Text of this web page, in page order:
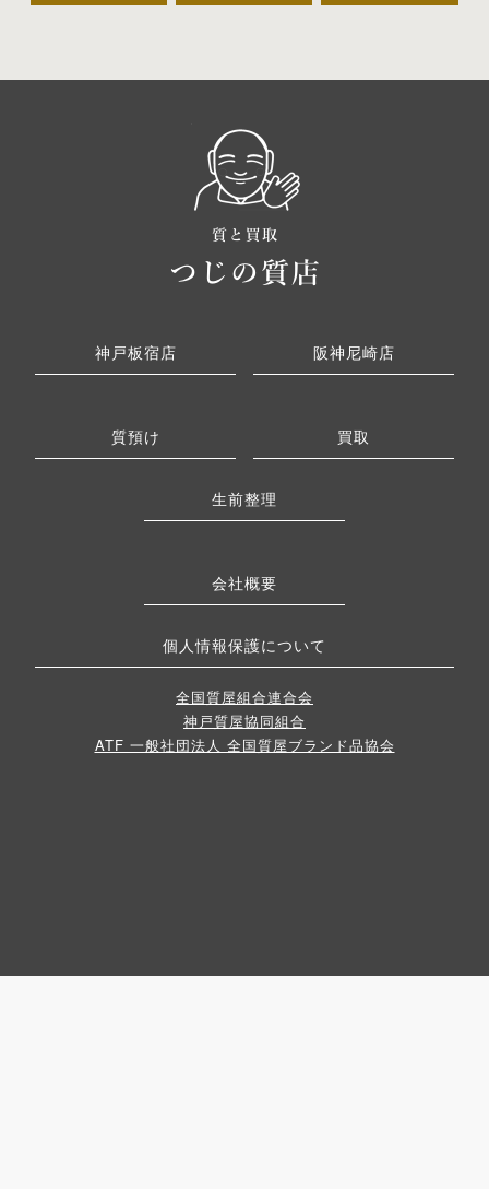
神戸板宿店 阪神尼崎店
質預け 買取
生前整理
会社概要
個人情報保護について
全国質屋組合連合会
神戸質屋協同組合
ATF 一般社団法人 全国質屋ブランド品協会